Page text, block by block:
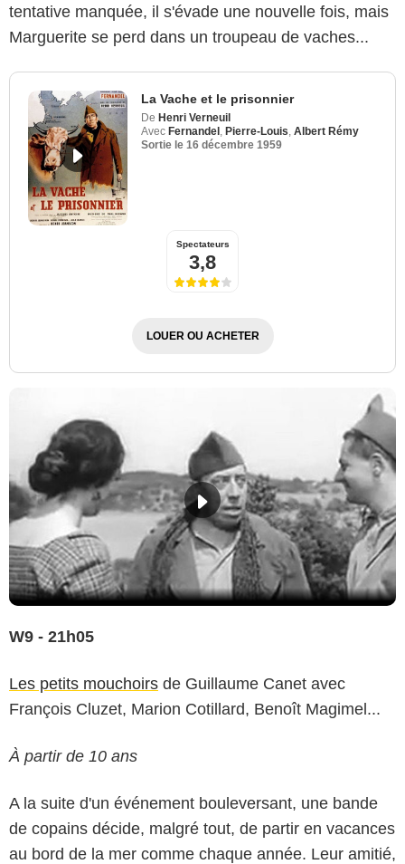
tentative manquée, il s'évade une nouvelle fois, mais
Marguerite se perd dans un troupeau de vaches...
La Vache et le prisonnier
De Henri Verneuil
Avec Fernandel , Pierre-Louis, Albert Rémy
Sortie le 16 décembre 1959
Spectateurs
3,8
LOUER OU ACHETER
W9 - 21h05
Les petits mouchoirs de Guillaume Canet avec
François Cluzet, Marion Cotillard, Benoît Magimel...
À partir de 10 ans
A la suite d'un événement bouleversant, une bande
de copains décide, malgré tout, de partir en vacances
au bord de la mer comme chaque année. Leur amitié,